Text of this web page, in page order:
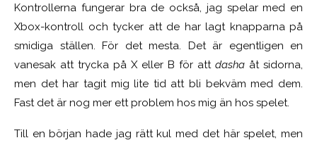
Kontrollerna fungerar bra de också, jag spelar med en
Xbox-kontroll och tycker att de har lagt knapparna på
smidiga ställen. För det mesta. Det är egentligen en
vanesak att trycka på X eller B för att dasha åt sidorna,
men det har tagit mig lite tid att bli bekväm med dem.
Fast det är nog mer ett problem hos mig än hos spelet.
Till en början hade jag rätt kul med det här spelet, men